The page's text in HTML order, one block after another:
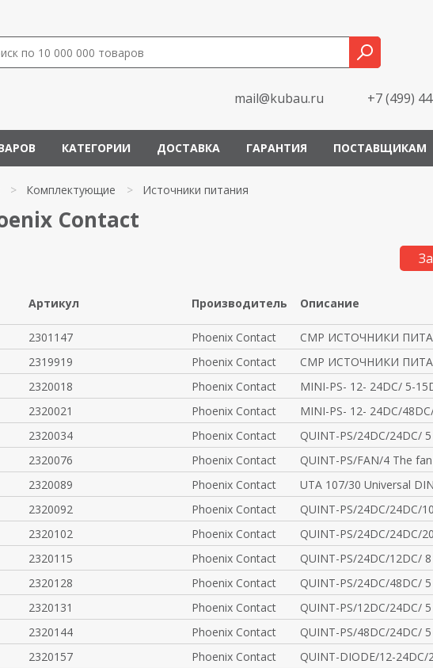
mail@kubau.ru +7 (499)
КАТЕГОРИИ ДОСТАВКА ГАРАНТИЯ ПОСТАВЩИКАМ
> Комплектующие > Источники питания
Contact
Артикул Производитель Описание
2301147 Phoenix Contact CMP ИСТОЧНИКИ
2319919 Phoenix Contact CMP ИСТОЧНИКИ
2320018 Phoenix Contact MINI-PS- 12- 24DC/ 5-
2320021 Phoenix Contact MINI-PS- 12- 24DC/
2320034 Phoenix Contact QUINT-PS/24DC/24DC/
2320076 Phoenix Contact QUINT-PS/FAN/4 The fan
2320089 Phoenix Contact UTA 107/30 Universal
2320092 Phoenix Contact QUINT-PS/24DC/24DC/
2320102 Phoenix Contact QUINT-PS/24DC/24DC/
2320115 Phoenix Contact QUINT-PS/24DC/12DC/
2320128 Phoenix Contact QUINT-PS/24DC/48DC/
2320131 Phoenix Contact QUINT-PS/12DC/24DC/
2320144 Phoenix Contact QUINT-PS/48DC/24DC/
2320157 Phoenix Contact QUINT-DIODE/12-24DC/